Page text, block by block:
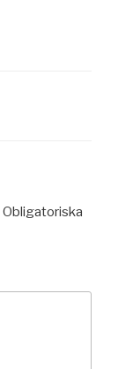
Obligatoriska